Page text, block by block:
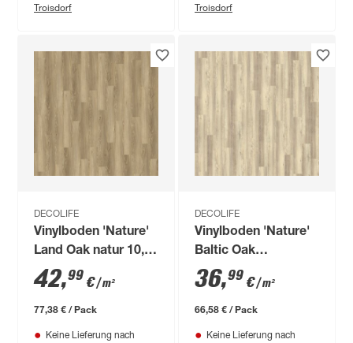
Troisdorf Troisdorf
DECOLIFE
Vinylboden 'Nature'
Land Oak natur 10,5
mm
42,99 €/ m²
77,38 € / Pack
Keine Lieferung nach
DECOLIFE
Vinylboden 'Nature'
Baltic Oak
naturbraun 10,5 mm
36,99 €/ m²
66,58 € / Pack
Keine Lieferung nach